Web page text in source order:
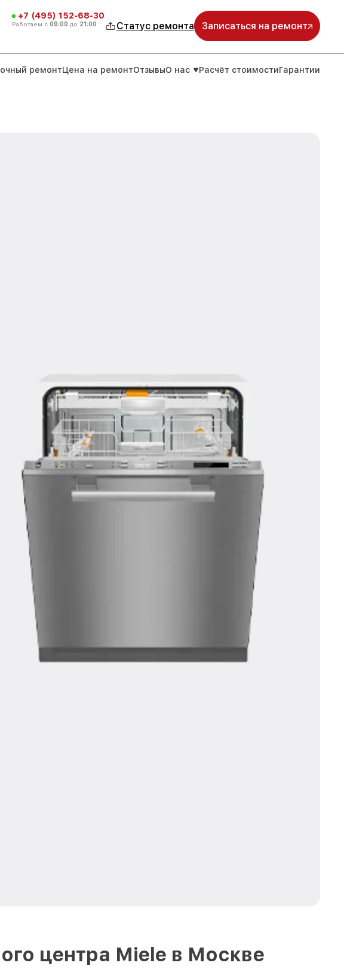
+7 (495) 152-68-30
Работаем с 09:00 до 21:00 Статус ремонта Записаться на ремонт
ремонтЦена на ремонтОтзывыО нас Расчёт стоимостиГарантии
центра Miele в Москве